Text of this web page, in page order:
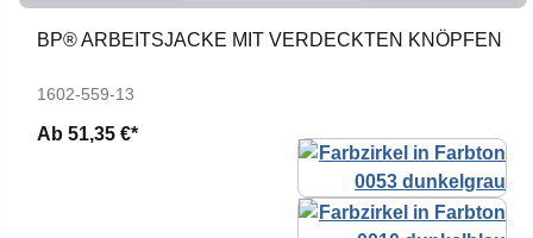
BP® ARBEITSJACKE MIT VERDECKTEN KNÖPFEN
1602-559-13
Ab 51,35 €*